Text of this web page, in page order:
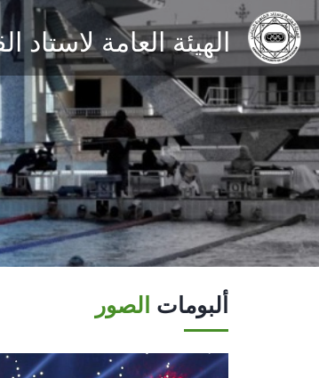
الهيئة العامة لاستاد
ألبومات الصور